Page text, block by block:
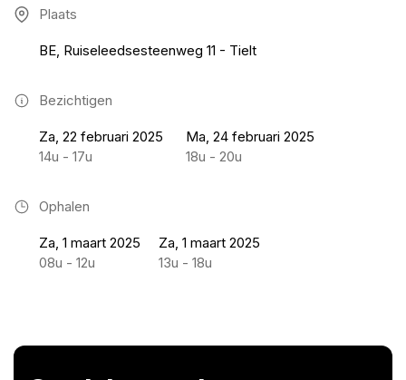
Plaats
BE, Ruiseleedsesteenweg 11 - Tielt
Bezichtigen
Za, 22 februari 2025
14u - 17u
Ma, 24 februari 2025
18u - 20u
Ophalen
Za, 1 maart 2025
08u - 12u
Za, 1 maart 2025
13u - 18u